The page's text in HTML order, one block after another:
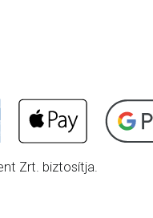
Zrt. biztosítja.